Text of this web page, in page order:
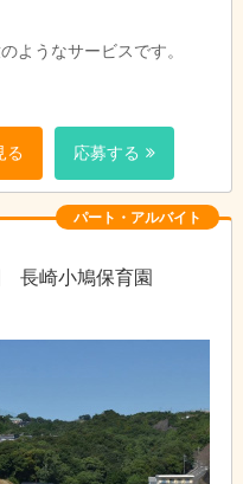
方は、週１からＯＫで
です。
作業療法士、言語聴覚士
長与校、葉山校で募集して
山校、葉山校、長与校）
町6-13-4F）
4-2-2F）
2-5-15）
与町斉藤郷49-3）
ようなサービスです。
る 応募する
パート・アルバイト
長崎小鳩保育園